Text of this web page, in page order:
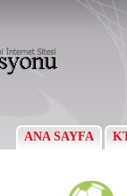
ANA SAYFA